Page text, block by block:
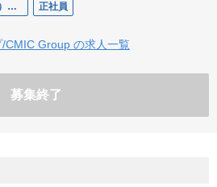
【大阪】医薬品CRA（未経験） シミック株式会社配属 正社員
CMIC Group の求人一覧
募集終了